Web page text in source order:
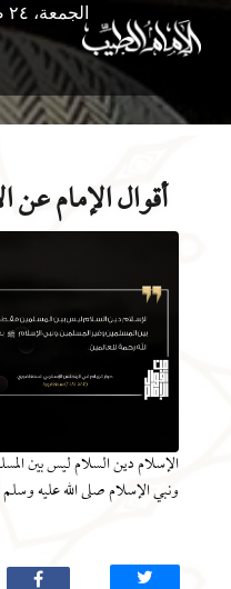
الجمعة، ٢٤ صفر ١٤٤٨ هـ - ۷ أغسطس ۲۰۲٦ م
أقوال الإمام عن
الإسلام دين السلام ليس بين
ونبي الإسلام صلى الله عليه وسلم